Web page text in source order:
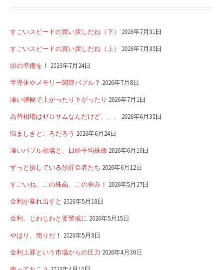
すごいスピードの買い戻しだね（下） 2026年7月31日
すごいスピードの買い戻しだね（上） 2026年7月30日
頭の準備を！ 2026年7月24日
半導体やメモリー関連バブル？ 2026年7月8日
凄い値幅で上がったり下がったり 2026年7月1日
為替相場はゼロサムなんだけど、、、 2026年6月30日
悩ましきところだろう 2026年6月24日
凄いバブル相場と、日経平均株価 2026年6月16日
ずっと損している預貯金者たち 2026年6月12日
すごいね、この株高、この歪み！ 2026年5月27日
金利が暴れ出すと 2026年5月18日
金利、じわじわと要警戒に 2026年5月15日
やはり、売りだ！ 2026年5月8日
金利上昇という市場からの圧力 2026年4月30日